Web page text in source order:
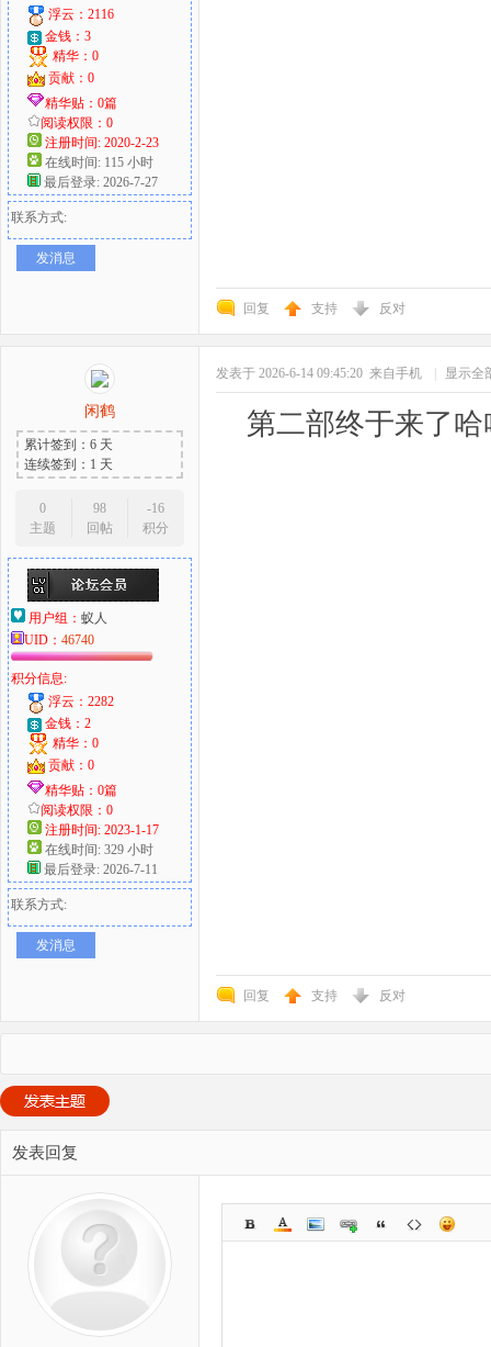
浮云：2116
金钱：3
精华：0
贡献：0
精华贴：0篇
阅读权限：0
注册时间: 2020-2-23
在线时间: 115 小时
最后登录: 2026-7-27
联系方式:
发消息
回复 支持 反对
闲鹤
累计签到：6 天
连续签到：1 天
0
主题
98
回帖
-16
积分
用户组： 蚁人
UID： 46740
积分信息:
浮云：2282
金钱：2
精华：0
贡献：0
精华贴：0篇
阅读权限：0
注册时间: 2023-1-17
在线时间: 329 小时
最后登录: 2026-7-11
联系方式:
发消息
发表于 2026-6-14 09:45:20 来自手机 显示全
第二部终于来了
回复 支持 反对
发表回复